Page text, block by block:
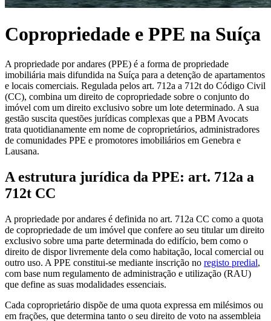
Copropriedade e PPE na Suíça
A propriedade por andares (PPE) é a forma de propriedade
imobiliária mais difundida na Suíça para a detenção de apartamentos
e locais comerciais. Regulada pelos art. 712a a 712t do Código Civil
(CC), combina um direito de copropriedade sobre o conjunto do
imóvel com um direito exclusivo sobre um lote determinado. A sua
gestão suscita questões jurídicas complexas que a PBM Avocats
trata quotidianamente em nome de coproprietários, administradores
de comunidades PPE e promotores imobiliários em Genebra e
Lausana.
A estrutura jurídica da PPE: art. 712a a
712t CC
A propriedade por andares é definida no art. 712a CC como a quota
de copropriedade de um imóvel que confere ao seu titular um direito
exclusivo sobre uma parte determinada do edifício, bem como o
direito de dispor livremente dela como habitação, local comercial ou
outro uso. A PPE constitui-se mediante inscrição no registo predial,
com base num regulamento de administração e utilização (RAU)
que define as suas modalidades essenciais.
Cada coproprietário dispõe de uma quota expressa em milésimos ou
em frações, que determina tanto o seu direito de voto na assembleia